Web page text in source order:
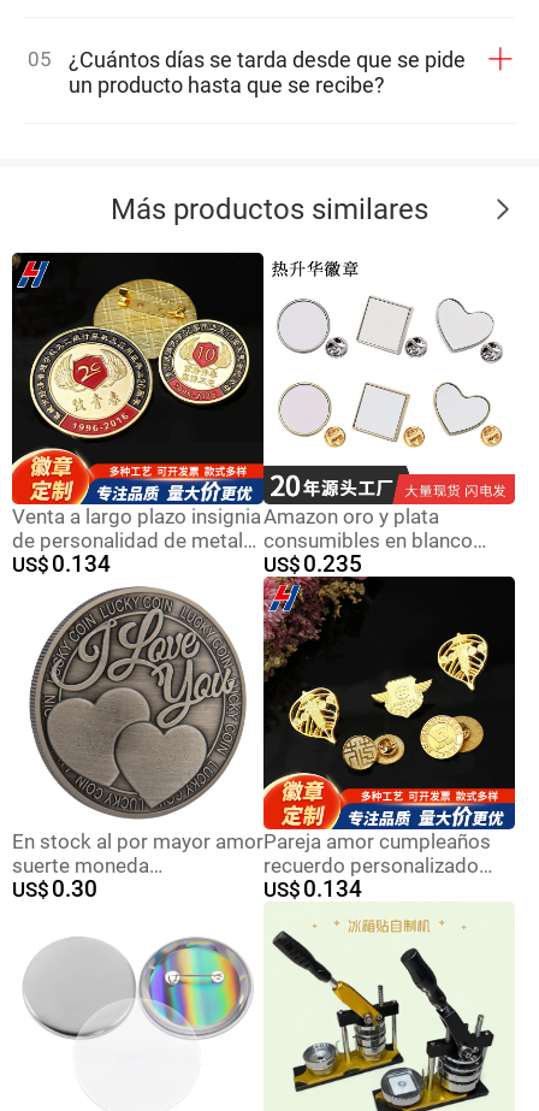
05
¿Cuántos días se tarda desde que se pide
un producto hasta que se recibe?
Más productos similares
Venta a largo plazo insignia
de personalidad de metal
redondo estampado
insignia aniversario
empresa pin pintura
US$ 0.134
Amazon oro y plata
consumibles en blanco
placa de transferencia
térmica foto DIY artesanía
de metal para dibujar placa
de sublimación térmica
US$ 0.235
En stock al por mayor amor
suerte moneda
conmemorativa extranjera
conmemorativa militar
americano medalla
conmemorativa
US$ 0.30
Pareja amor cumpleaños
recuerdo personalizado
insignia creativo grabado
cumpleaños para hombres
y mujeres
US$ 0.134